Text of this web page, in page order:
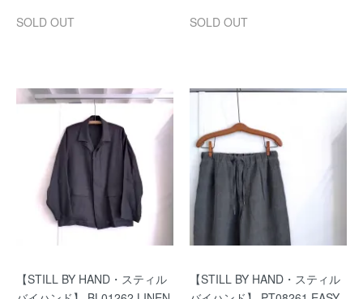
SOLD OUT
SOLD OUT
【STILL BY HAND・スティル
【STILL BY HAND・スティル